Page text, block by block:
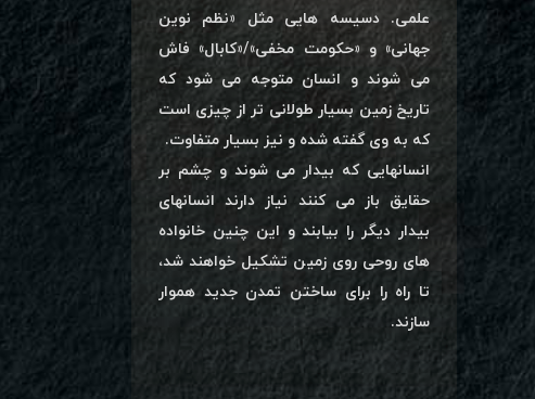
علمی. دسیسه هایی مثل «نظم نوین
جهانی» و «حکومت مخفی»/«کابال» فاش
می شوند و انسان متوجه می شود که
تاریخ زمین بسیار طولانی تر از چیزی است
که به وی گفته شده و نیز بسیار متفاوت.
انسانهایی که بیدار می شوند و چشم بر
حقایق باز می کنند نیاز دارند انسانهای
بیدار دیگر را بیابند و این چنین خانواده
های روحی روی زمین تشکیل خواهند شد،
تا راه را برای ساختن تمدن جدید هموار
سازند.